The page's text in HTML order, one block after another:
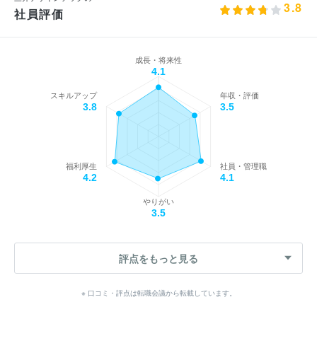
社員評価 3.8
成長・将来性
4.1
年収・評価
3.5
社員・管理職
4.1
やりがい
3.5
福利厚生
4.2
スキルアップ
3.8
評点をもっと見る
※ 口コミ・評点は転職会議から転載しています。